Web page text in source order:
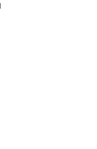
Placerad till salu i